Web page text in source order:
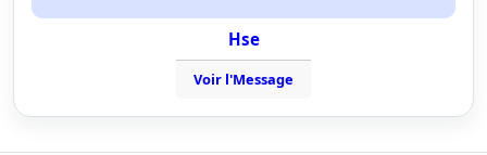
Hse
Voir l'Message